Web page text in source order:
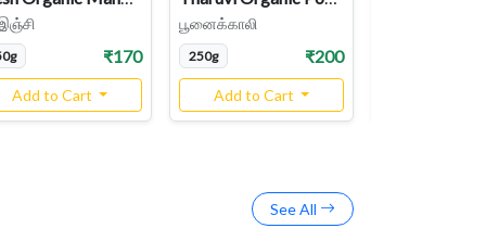
₹170
Add to Cart
பூனைக்காலி
250g ₹200
Add to Cart
See All